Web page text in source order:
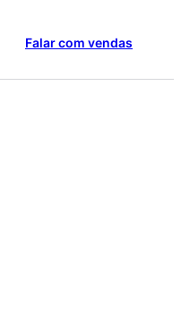
Falar com vendas